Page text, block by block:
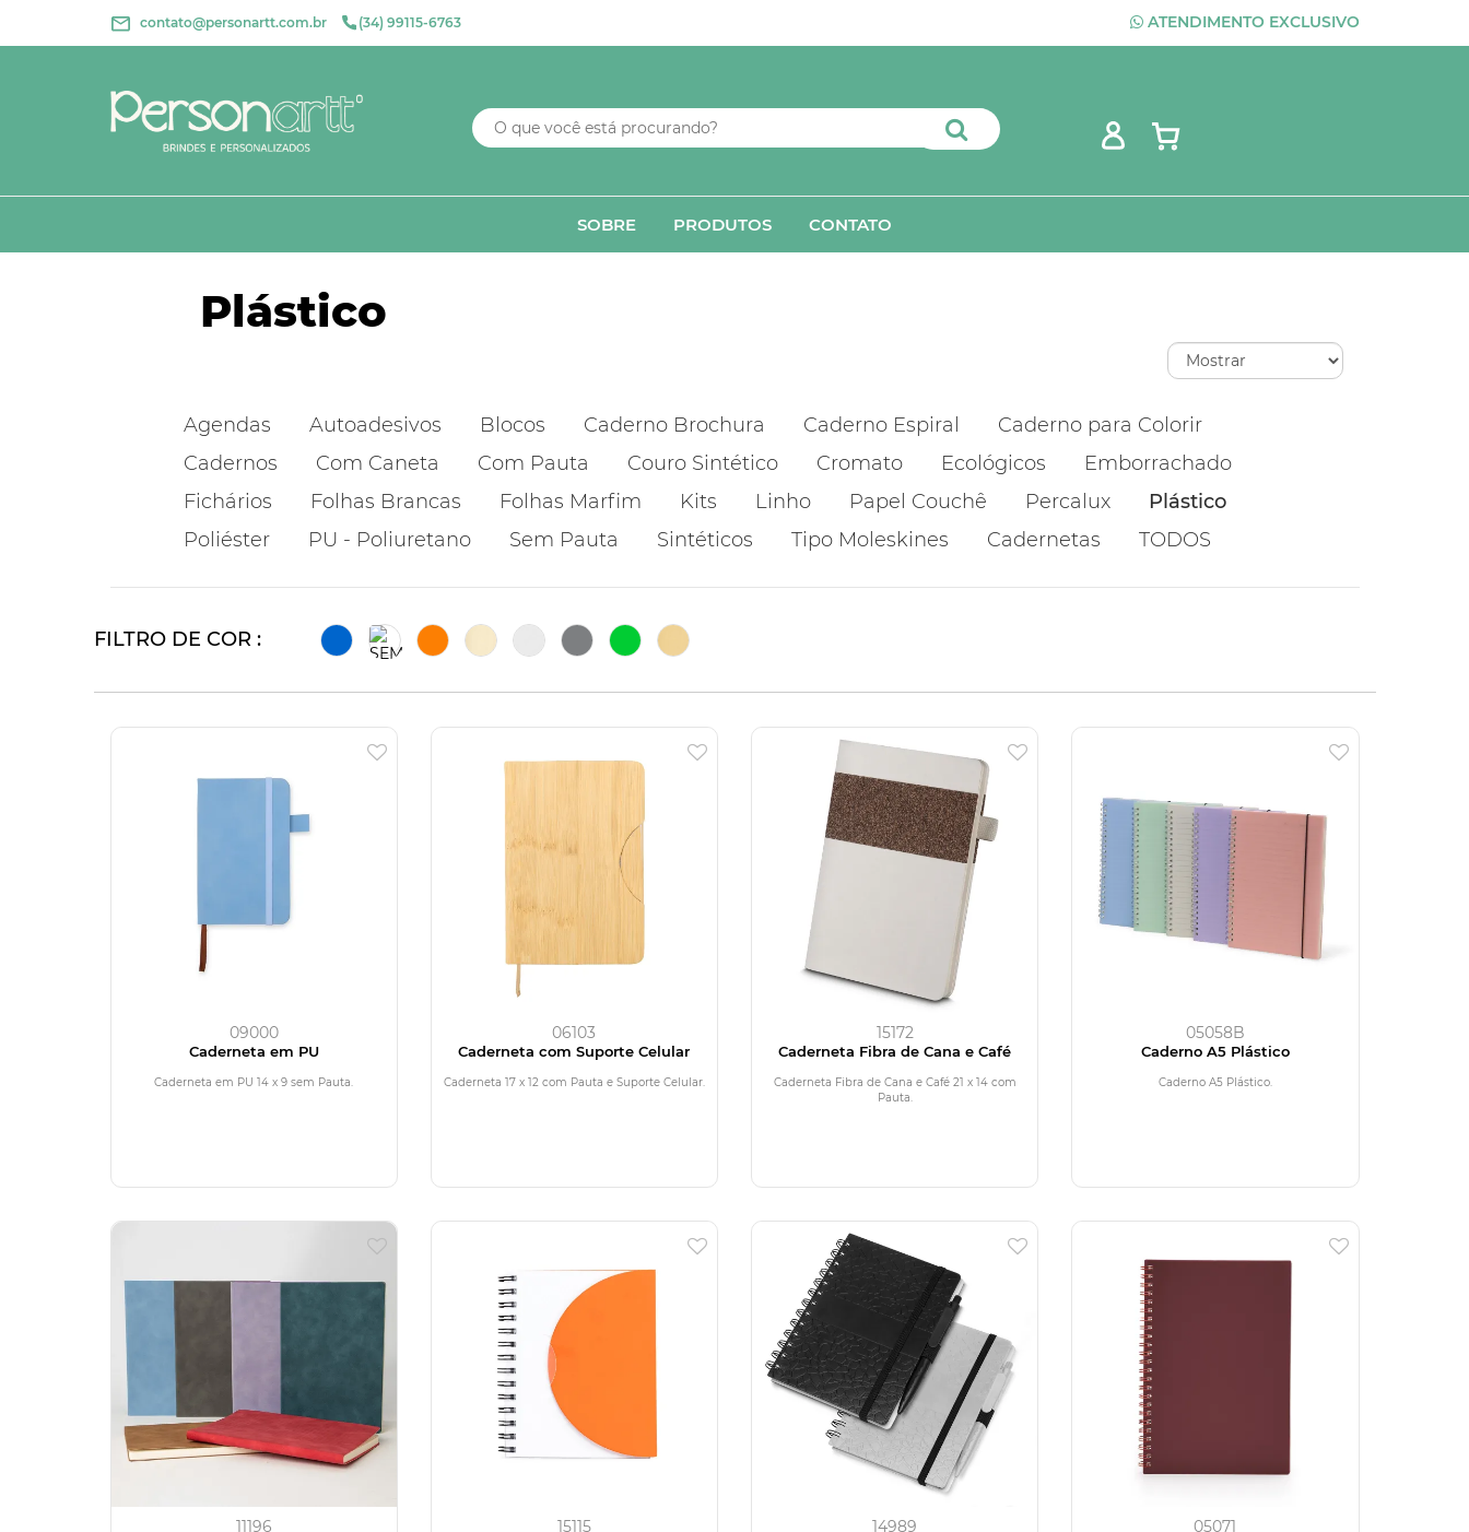
contato@personartt.com.br (34) 99115-6763 ATENDIMENTO EXCLUSIVO
SOBRE PRODUTOS CONTATO
Plástico
Agendas Autoadesivos Blocos Caderno Brochura Caderno Espiral
Caderno para Colorir
Cadernos
Com Caneta Com Pauta Couro Sintético Cromato Ecológicos
Emborrachado
Fichários
Folhas Brancas Folhas Marfim Kits Linho Papel Couchê Percalux
Plástico
Poliéster
PU - Poliuretano Sem Pauta Sintéticos Tipo Moleskines Cadernetas TODOS
FILTRO DE COR :
09000
Caderneta em PU
Caderneta em PU 14 x 9 sem Pauta.
06103
Caderneta com Suporte Celular
Caderneta 17 x 12 com Pauta e Suporte Celular.
15172
Caderneta Fibra de Cana e Café
Caderneta Fibra de Cana e Café 21 x 14 com
Pauta.
05058B
Caderno A5 Plástico
Caderno A5 Plástico.
11196 15115 14989 05071